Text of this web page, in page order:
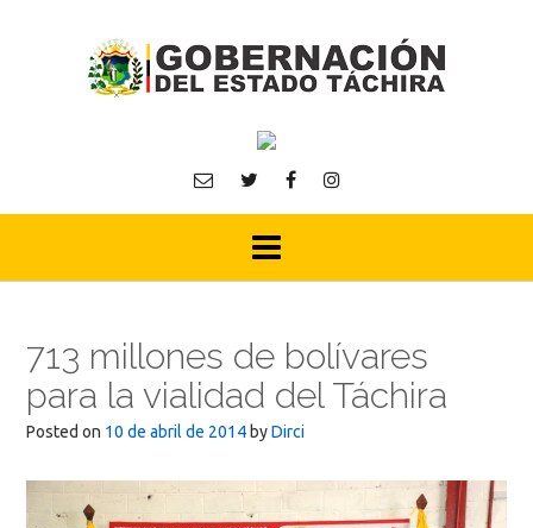
713 millones de bolívares
para la vialidad del Táchira
Posted on 10 de abril de 2014 byDirci